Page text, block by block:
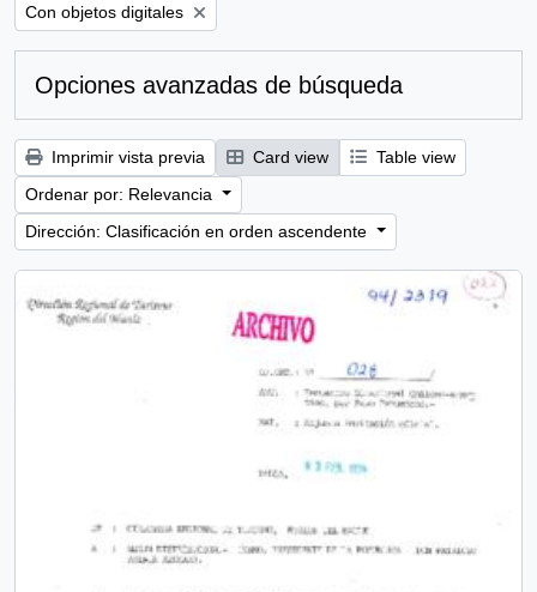
Remove filter:
Con objetos digitales
Opciones avanzadas de búsqueda
Imprimir vista previa Card view
Table view
Ordenar por: Relevancia
Dirección: Clasificación en orden ascendente